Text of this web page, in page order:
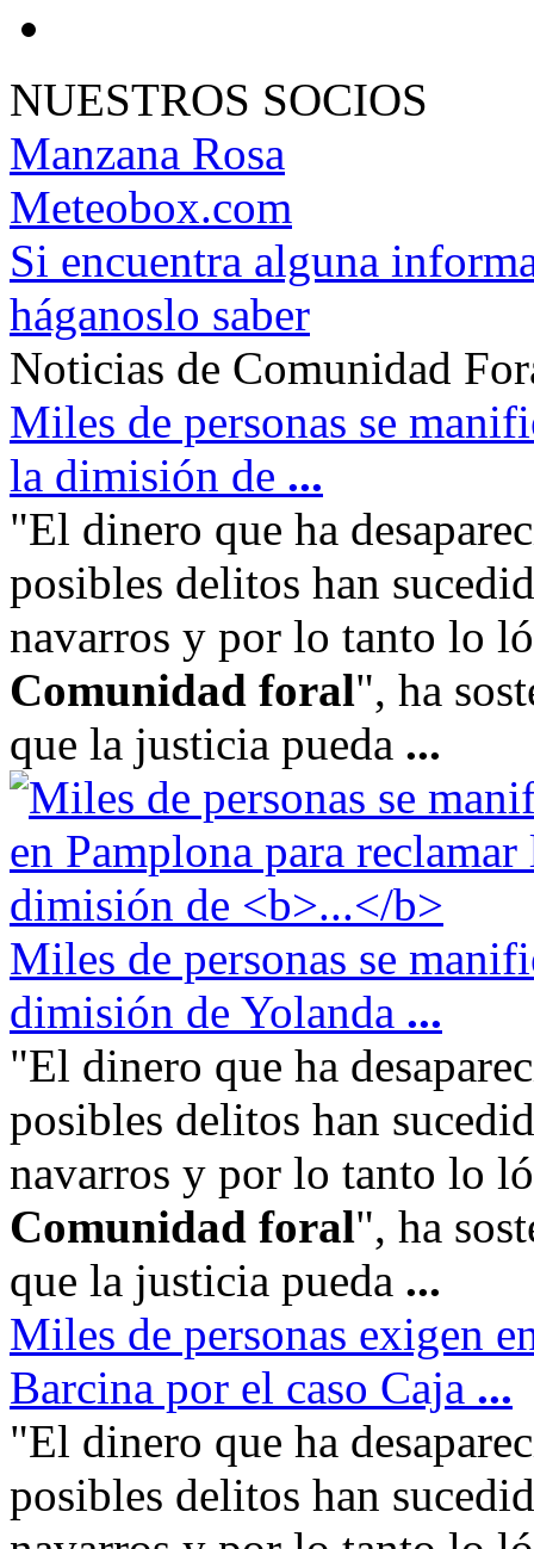
NUESTROS SOCIOS
Manzana Rosa
Meteobox.com
Si encuentra alguna
háganoslo saber
Noticias de Comunidad
Miles de personas se
la dimisión de ...
"El dinero que ha
posibles delitos han
navarros y por lo tanto lo
Comunidad foral", ha
que la justicia pueda ...
Miles de personas se
dimisión de Yolanda ...
"El dinero que ha
posibles delitos han
navarros y por lo tanto lo
Comunidad foral", ha
que la justicia pueda ...
Miles de personas exigen
Barcina por el caso Caja ...
"El dinero que ha
posibles delitos han